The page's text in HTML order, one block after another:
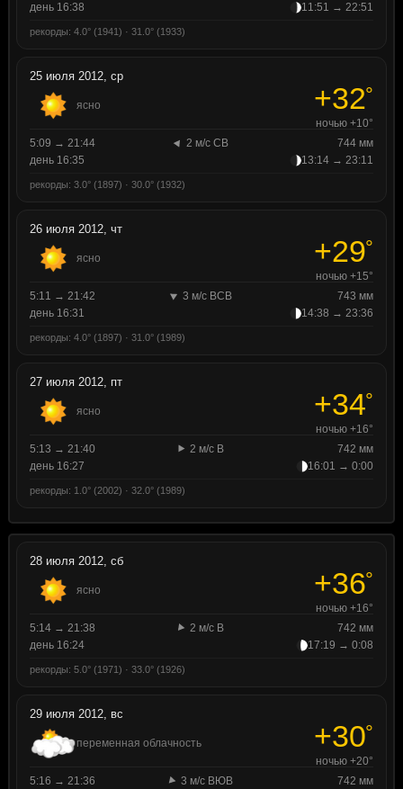
день 16:38
11:51 → 22:51
рекорды: 4.0° (1941) · 31.0° (1933)
25 июля 2012, ср
ясно +32°
ночью +10°
5:09 → 21:44
2 м/с СВ
744 мм
день 16:35
13:14 → 23:11
рекорды: 3.0° (1897) · 30.0° (1932)
26 июля 2012, чт
ясно +29°
ночью +15°
5:11 → 21:42
3 м/с ВСВ
743 мм
день 16:31
14:38 → 23:36
рекорды: 4.0° (1897) · 31.0° (1989)
27 июля 2012, пт
ясно +34°
ночью +16°
5:13 → 21:40
2 м/с В
742 мм
день 16:27
16:01 → 0:00
рекорды: 1.0° (2002) · 32.0° (1989)
28 июля 2012, сб
ясно +36°
ночью +16°
5:14 → 21:38
2 м/с В
742 мм
день 16:24
17:19 → 0:08
рекорды: 5.0° (1971) · 33.0° (1926)
29 июля 2012, вс
переменная облачность +30°
ночью +20°
5:16 → 21:36
3 м/с ВЮВ
742 мм